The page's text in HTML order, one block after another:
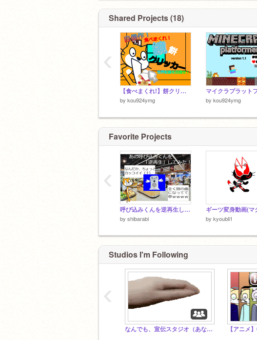
Shared Projects (18)
【食べまくれ!】餅クリッカー
by kou924ymg by kou924ymg
‹
Favorite Projects
呼び込みくんを逆再生した結果ｗｗｗ
by shibarabi by kyoubli1
‹
Studios I'm Following
なんでも、宣伝スタジオ（あなたの作品を全て入れろ）！）
‹